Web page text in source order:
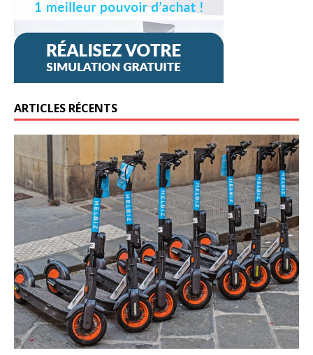
ARTICLES RÉCENTS